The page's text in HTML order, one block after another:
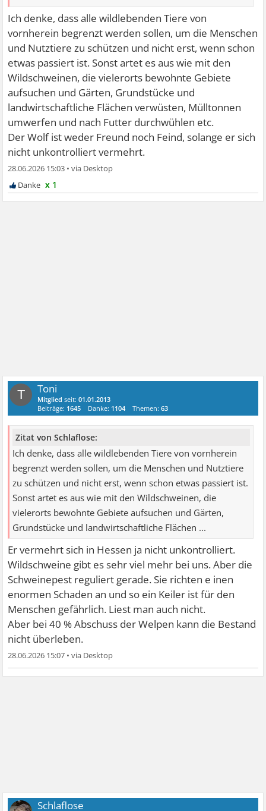
Ich denke, dass alle wildlebenden Tiere von
vornherein begrenzt werden sollen, um die Menschen
und Nutztiere zu schützen und nicht erst, wenn schon
etwas passiert ist. Sonst artet es aus wie mit den
Wildschweinen, die vielerorts bewohnte Gebiete
aufsuchen und Gärten, Grundstücke und
landwirtschaftliche Flächen verwüsten, Mülltonnen
umwerfen und nach Futter durchwühlen etc.
Der Wolf ist weder Freund noch Feind, solange er sich
nicht unkontrolliert vermehrt.
28.06.2026 15:03 •
x 1
T Toni
Mitglied seit:01.01.2013
Beiträge: 1645 Danke: 1104 Themen:63
Zitat von Schlaflose:
Ich denke, dass alle wildlebenden Tiere von vornherein
begrenzt werden sollen, um die Menschen und Nutztiere
zu schützen und nicht erst, wenn schon etwas passiert ist.
Sonst artet es aus wie mit den Wildschweinen, die
vielerorts bewohnte Gebiete aufsuchen und Gärten,
Grundstücke und landwirtschaftliche Flächen ...
Er vermehrt sich in Hessen ja nicht unkontrolliert.
Wildschweine gibt es sehr viel mehr bei uns. Aber die
Schweinepest reguliert gerade. Sie richten e inen
enormen Schaden an und so ein Keiler ist für den
Menschen gefährlich. Liest man auch nicht.
Aber bei 40 % Abschuss der Welpen kann die Bestand
nicht überleben.
28.06.2026 15:07 •
Schlaflose